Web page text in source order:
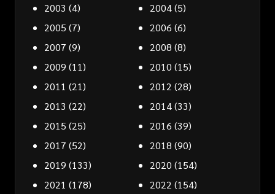
2003 (4) 2004(5)
2005 (7) 2006 (6)
2007 (9) 2008 (8)
2009 (11) 2010 (15)
2011 (21) 2012 (28)
2013 (22) 2014(33)
2015 (25) 2016 (39)
2017 (52) 2018 (90)
2019 (133) 2020 (154)
2021 (178) 2022 (154)